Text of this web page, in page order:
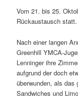
Vom 21. bis 25.
Rückaustausch statt.
Nach einer langen
Greenhill YMCA-
Lenninger ihre
aufgrund der doch
überwunden, als das
Sandwiches und